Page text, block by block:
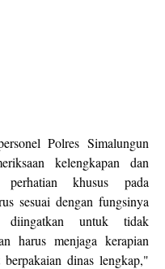
Polres Simalungun
kelengkapan dan
khusus pada
sesuai dengan fungsinya
diingatkan untuk tidak
harus menjaga kerapian
dinas lengkap,"